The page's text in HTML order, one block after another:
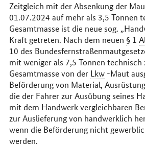
Zeitgleich mit der Absenkung der
01.07.2024 auf mehr als 3,5 Tonnen
Gesamtmasse ist die neue sog.
Kraft getreten. Nach dem neuen §1
10 des
mit weniger als 7,5 Tonnen technisch
Gesamtmasse von der Lkw-Maut
Beförderung von Material,
die der Fahrer zur Ausübung seines
mit dem Handwerk vergleichbaren
zur Auslieferung von handwerklich
wenn die Beförderung nicht
werden.